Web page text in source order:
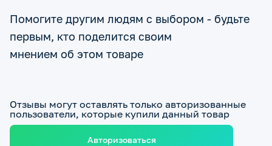
Помогите другим людям с выбором - будьте
первым, кто поделится своим
мнением об этом товаре
Отзывы могут оставлять только авторизованные
пользователи, которые купили данный товар
Авторизоваться